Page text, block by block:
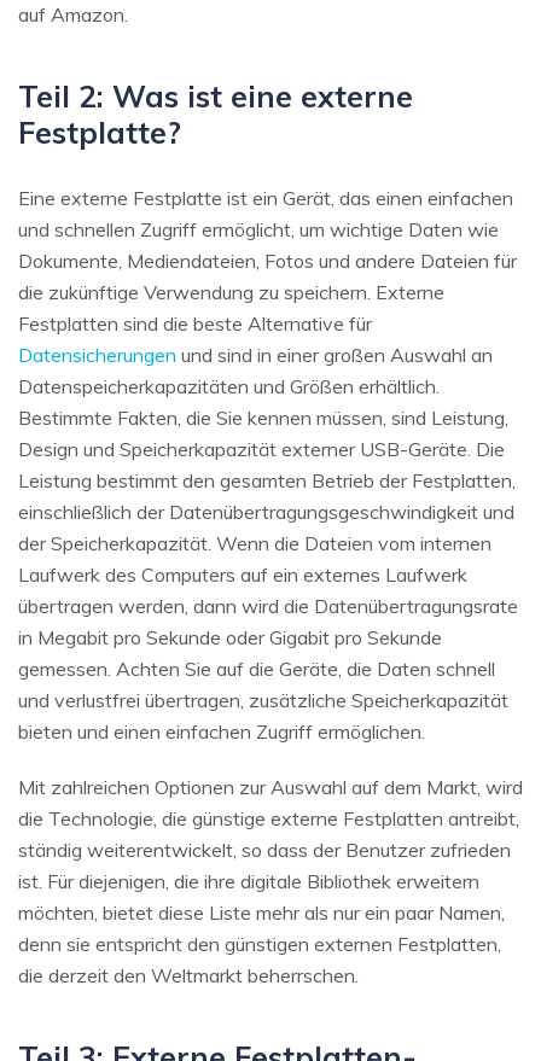
auf Amazon.
Teil 2: Was ist eine externe
Festplatte?
Eine externe Festplatte ist ein Gerät, das einen einfachen
und schnellen Zugriff ermöglicht, um wichtige Daten wie
Dokumente, Mediendateien, Fotos und andere Dateien für
die zukünftige Verwendung zu speichern. Externe
Festplatten sind die beste Alternative für
Datensicherungen und sind in einer großen Auswahl an
Datenspeicherkapazitäten und Größen erhältlich.
Bestimmte Fakten, die Sie kennen müssen, sind Leistung,
Design und Speicherkapazität externer USB-Geräte. Die
Leistung bestimmt den gesamten Betrieb der Festplatten,
einschließlich der Datenübertragungsgeschwindigkeit und
der Speicherkapazität. Wenn die Dateien vom internen
Laufwerk des Computers auf ein externes Laufwerk
übertragen werden, dann wird die Datenübertragungsrate
in Megabit pro Sekunde oder Gigabit pro Sekunde
gemessen. Achten Sie auf die Geräte, die Daten schnell
und verlustfrei übertragen, zusätzliche Speicherkapazität
bieten und einen einfachen Zugriff ermöglichen.
Mit zahlreichen Optionen zur Auswahl auf dem Markt, wird
die Technologie, die günstige externe Festplatten antreibt,
ständig weiterentwickelt, so dass der Benutzer zufrieden
ist. Für diejenigen, die ihre digitale Bibliothek erweitern
möchten, bietet diese Liste mehr als nur ein paar Namen,
denn sie entspricht den günstigen externen Festplatten,
die derzeit den Weltmarkt beherrschen.